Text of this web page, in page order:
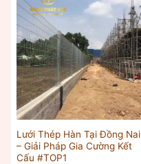
Lưới Thép Hàn Tại Đồng Nai
– Giải Pháp Gia Cường Kết
Cấu #TOP1